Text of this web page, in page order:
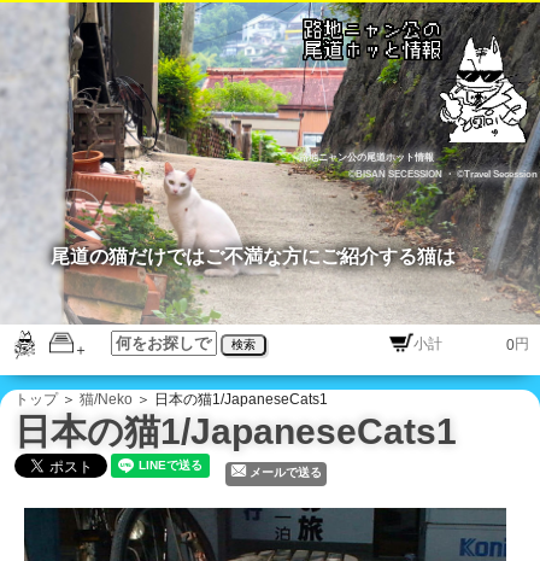
路地ニャン公の尾道ホット情報
©BISAN SECESSION
・©Travel Secession
検索 円
尾道の猫だけではご不満な方にご紹介する猫は
トップ＞ 猫/Neko ＞ 日本の猫1/JapaneseCats1
日本の猫1/JapaneseCats1
メールで送る